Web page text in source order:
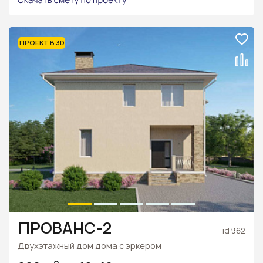
ПРОВАНС-2 id 962
Двухэтажный дом дома с эркером
ПРОЕКТ В 3D